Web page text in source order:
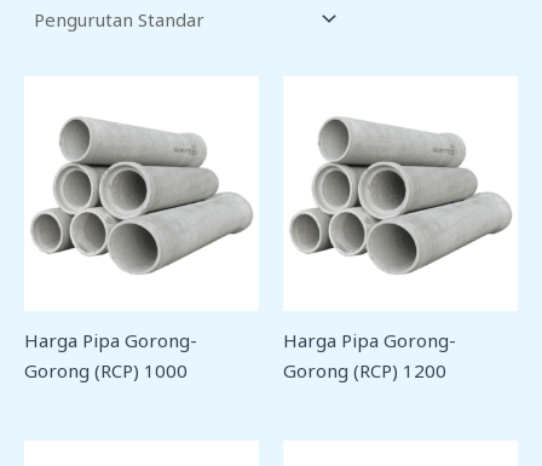
Harga Pipa Gorong-
Gorong (RCP) 1000
Harga Pipa Gorong-
Gorong (RCP) 1200